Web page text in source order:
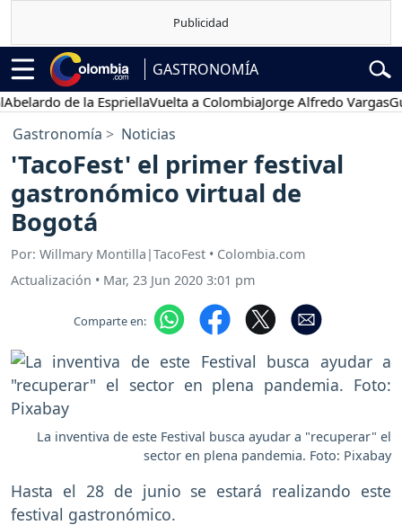
GASTRONOMÍA
de la EspriellaVuelta a ColombiaJorge Alfredo Vargas
Gastronomía Noticias
'TacoFest' el primer festival
gastronómico virtual de
Bogotá
Por: Willmary Montilla|TacoFest • Colombia.com
Actualización • Mar, 23 Jun 2020 3:01 pm
Comparte en:
La inventiva de este Festival busca ayudar a "recuperar" el
sector en plena pandemia. Foto: Pixabay
Hasta el 28 de junio se estará realizando este
festival gastronómico.